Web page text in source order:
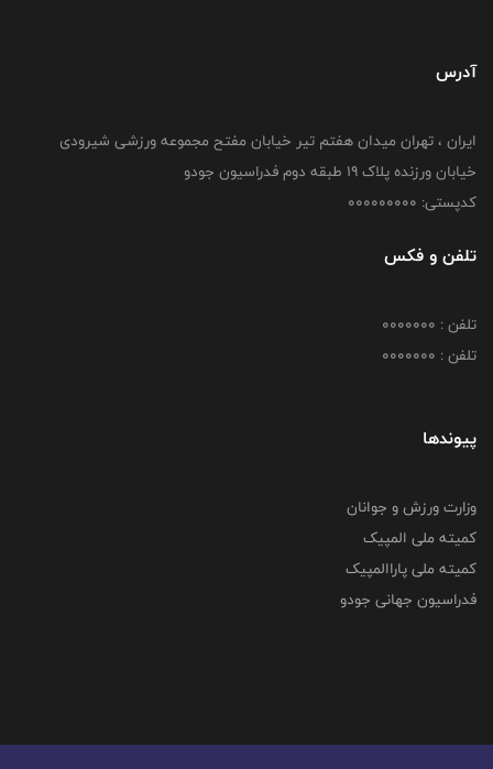
آدرس
ایران ، تهران میدان هفتم تیر خیابان مفتح مجموعه ورزشی شیرودی
خیابان ورزنده پلاک ۱۹ طبقه دوم فدراسیون جودو
کدپستی: 000000000
تلفن و فکس
تلفن : 0000000
تلفن : 0000000
پیوندها
وزارت ورزش و جوانان
کمیته ملی المپیک
کمیته ملی پاراالمپیک
فدراسیون جهانی جودو